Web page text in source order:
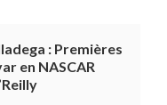
: Premières
en NASCAR